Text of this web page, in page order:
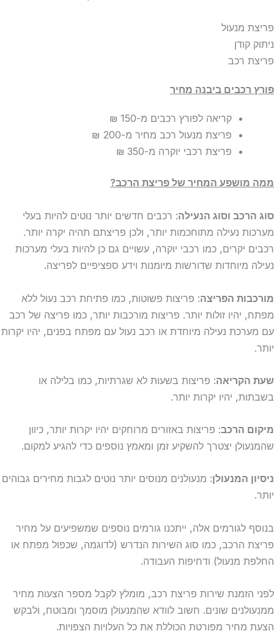
פריצת מנעול
ניתוק קודן
פריצת רכב
פורץ רכבים ביבנה מחיר
קריאה לפורץ רכבים מ-150 ₪
פריצת מנעול רכב מחיר מ-200 ₪
פריצת רכבי יוקרה מ-350 ₪
ממה מושפע המחיר של פריצת הרכב?
סוג הרכב וסוג הנעילה: רכבים חדשים יותר נוטים להיות בעלי
מערכות נעילה מתוחכמות יותר, ולכן פריצתם תהיה יקרה יותר.
רכבים יקרים, כמו רכבי יוקרה, עשויים גם כן להיות בעלי מערכות
נעילה מיוחדות שדורשות מיומנות וידע ספציפיים לפריצה.
מורכבות הפריצה: פריצות פשוטות, כמו פתיחת רכב נעול ללא
מפתח, יהיו זולות יותר. פריצות מורכבות יותר, כמו פריצה של רכב
עם מערכת נעילה מיוחדת או רכב נעול עם מפתח בפנים, יהיו יקרות
יותר.
שעת הקריאה: פריצות בשעות לא שגרתיות, כמו בלילה או
בשבתות, יהיו יקרות יותר.
מיקום הרכב: פריצות באזורים מרוחקים יהיו יקרות יותר, כיוון
שהמנעולן יצטרך להשקיע זמן ומאמץ נוספים כדי להגיע למקום.
ניסיון המנעולן: מנעולנים מנוסים יותר נוטים לגבות מחירים גבוהים
יותר.
בנוסף לגורמים אלה, ייתכנו גורמים נוספים שמשפיעים על מחיר
פריצת הרכב, כמו סוג השירות הנדרש (לדוגמה, שכפול מפתח או
החלפת מנעול) ודחיפות העבודה.
לפני הזמנת שירות פריצת רכב, מומלץ לקבל מספר הצעות מחיר
ממנעולנים שונים. חשוב לוודא שהמנעולן מוסמך ומבוטח, ולבקש
הצעת מחיר מפורטת הכוללת את כל העלויות הצפויות.